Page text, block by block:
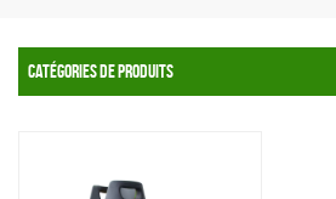
CATÉGORIES DE PRODUITS